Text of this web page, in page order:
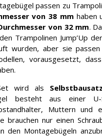
passen zu
von 38 mmhaben
von 32 mm.
Trampolinen Jump’Up
wurden, aber sie
vorausgesetzt,
wird als Selbstbausatz
besteht aus einer U-
Muttern und
brauchen nur einen
den Montagebügeln